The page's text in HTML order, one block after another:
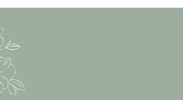
Tilda Publishing